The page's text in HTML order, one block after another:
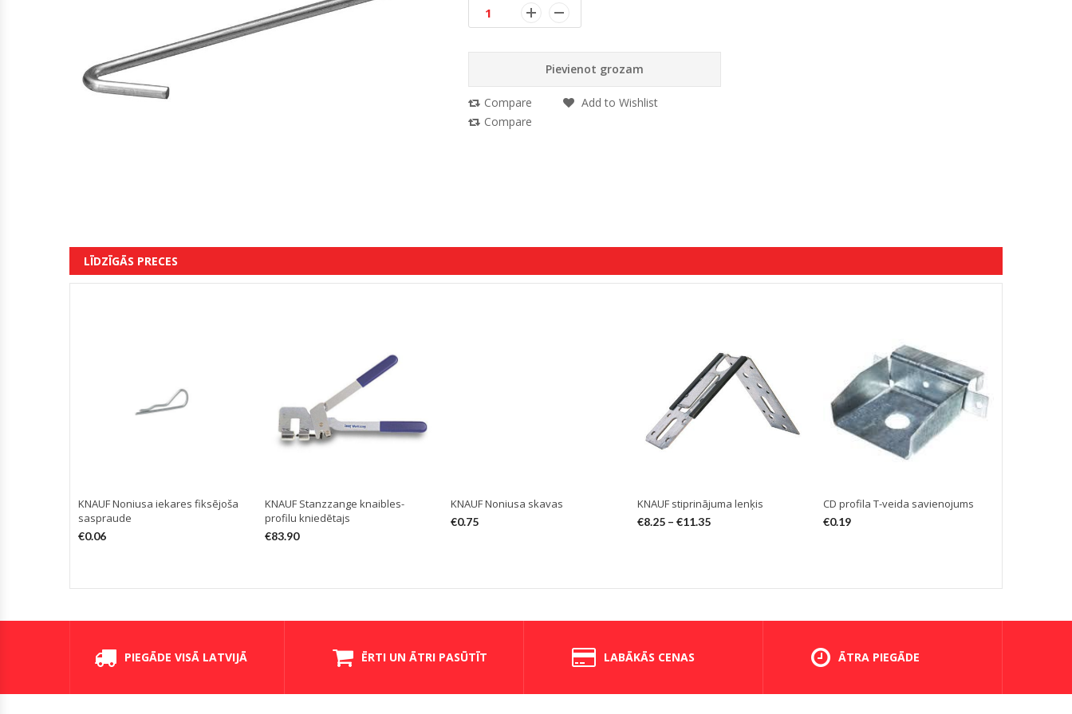
Pievienot grozam
Compare
Add to Wishlist
Compare
LĪDZĪGĀS PRECES
KNAUF Noniusa iekares fiksējoša
saspraude
€0.06
KNAUF Stanzzange knaibles-
profilu kniedētajs
€83.90
KNAUF Noniusa skavas
€0.75
KNAUF stiprinājuma lenķis
€8.25– €11.35
CD profila T-veida savienojums
€0.19
PIEGĀDE VISĀ LATVIJĀ ĒRTI UN ĀTRI PASŪTĪT LABĀKĀS CENAS ĀTRA PIEGĀDE